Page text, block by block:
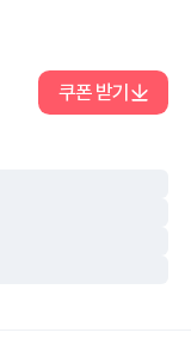
쿠폰 받기